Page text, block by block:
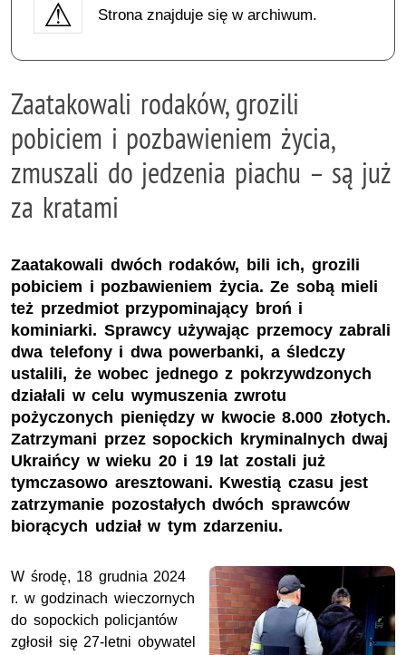
Strona znajduje się w archiwum.
Zaatakowali rodaków, grozili
pobiciem i pozbawieniem życia,
zmuszali do jedzenia piachu – są już
za kratami
Zaatakowali dwóch rodaków, bili ich, grozili
pobiciem i pozbawieniem życia. Ze sobą mieli
też przedmiot przypominający broń i
kominiarki. Sprawcy używając przemocy zabrali
dwa telefony i dwa powerbanki, a śledczy
ustalili, że wobec jednego z pokrzywdzonych
działali w celu wymuszenia zwrotu
pożyczonych pieniędzy w kwocie 8.000 złotych.
Zatrzymani przez sopockich kryminalnych dwaj
Ukraińcy w wieku 20 i 19 lat zostali już
tymczasowo aresztowani. Kwestią czasu jest
zatrzymanie pozostałych dwóch sprawców
biorących udział w tym zdarzeniu.
W środę, 18 grudnia 2024
r. w godzinach wieczornych
do sopockich policjantów
zgłosił się 27-letni obywatel